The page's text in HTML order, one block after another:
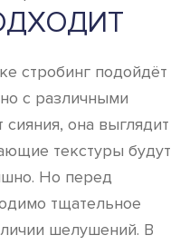
стробинг подойдёт
с различными
она выглядит
текстуры будут
Но перед
тщательное
шелушений. В